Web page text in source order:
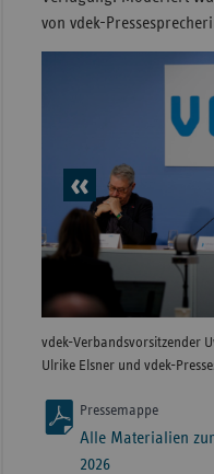
von vdek-
vorheriges
Element
vdek-Verbandsvorsitzender
Ulrike Elsner und vdek-
Pressemappe
Alle Materialien
2026